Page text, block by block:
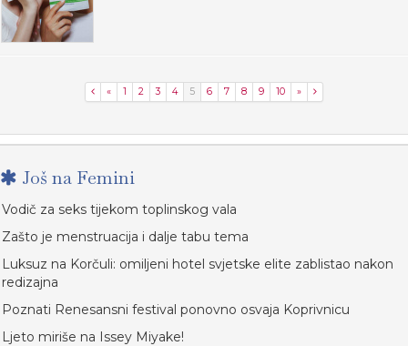
« 1 2 3 4 5 6 7 8 9 10 »
Još na Femini
Vodič za seks tijekom toplinskog vala
Zašto je menstruacija i dalje tabu tema
Luksuz na Korčuli: omiljeni hotel svjetske elite zablistao nakon
redizajna
Poznati Renesansni festival ponovno osvaja Koprivnicu
Ljeto miriše na Issey Miyake!